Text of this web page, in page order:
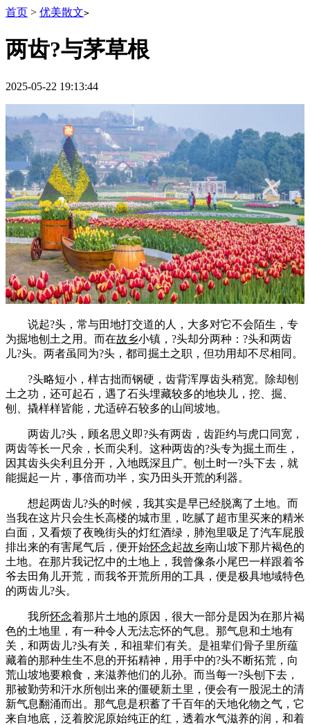
首页 > 优美散文>
两齿?与茅草根
2025-05-22 19:13:44
说起?头，常与田地打交道的人，大多对它不会陌生，专
为掘地刨土之用。而在故乡小镇，?头却分两种：?头和两齿
儿?头。两者虽同为?头，都司掘土之职，但功用却不尽相同。
?头略短小，样古拙而钢硬，齿背浑厚齿头稍宽。除却刨
土之功，还可起石，遇了石头埋藏较多的地块儿，挖、掘、
刨、撬样样皆能，尤适碎石较多的山间坡地。
两齿儿?头，顾名思义即?头有两齿，齿距约与虎口同宽，
两齿等长一尺余，长而尖利。这种两齿的?头专为掘土而生，
因其齿头尖利且分开，入地既深且广。刨土时一?头下去，就
能掘起一片，事倍而功半，实乃田头开荒的利器。
想起两齿儿?头的时候，我其实是早已经脱离了土地。而
当我在这片只会生长高楼的城市里，吃腻了超市里买来的精米
白面，又看烦了夜晚街头的灯红酒绿，肺泡里吸足了汽车屁股
排出来的有害尾气后，便开始怀念起故乡南山坡下那片褐色的
土地。在那片我记忆中的土地上，我曾像条小尾巴一样跟着爷
爷去田角儿开荒，而我爷开荒所用的工具，便是极具地域特色
的两齿儿?头。
我所怀念着那片土地的原因，很大一部分是因为在那片褐
色的土地里，有一种令人无法忘怀的气息。那气息和土地有
关，和两齿儿?头有关，和祖辈们有关。是祖辈们骨子里所蕴
藏着的那种生生不息的开拓精神，用手中的?头不断拓荒，向
荒山坡地要粮食，来滋养他们的儿孙。而当每一?头刨下去，
那被勤劳和汗水所刨出来的僵硬新土里，便会有一股泥土的清
新气息翻涌而出。那气息是积蓄了千百年的天地化物之气，它
来自地底，泛着胶泥原始纯正的红，透着水气滋养的润，和着